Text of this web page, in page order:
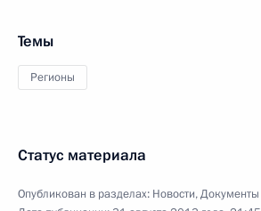
Темы
Регионы
Статус материала
Опубликован в разделах: Новости,Документы